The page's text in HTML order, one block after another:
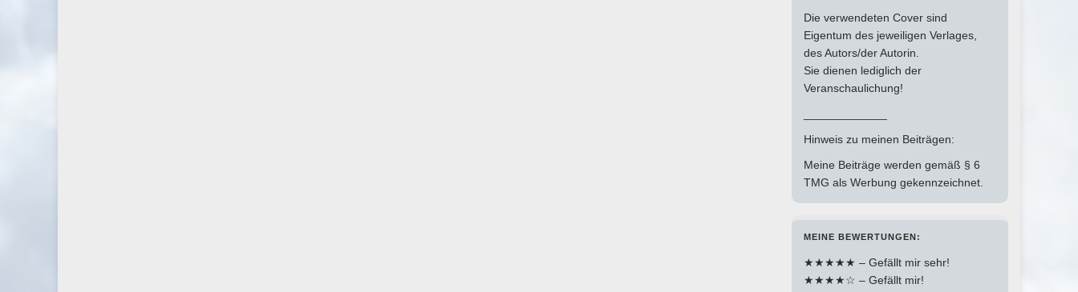
Die verwendeten Cover sind
Eigentum des jeweiligen Verlages,
des Autors/der Autorin.
Sie dienen lediglich der
Veranschaulichung!
Hinweis zu meinen Beiträgen:
Meine Beiträge werden gemäß § 6
TMG als Werbung gekennzeichnet.
MEINE BEWERTUNGEN:
★★★★★ – Gefällt mir sehr!
★★★★☆ – Gefällt mir!